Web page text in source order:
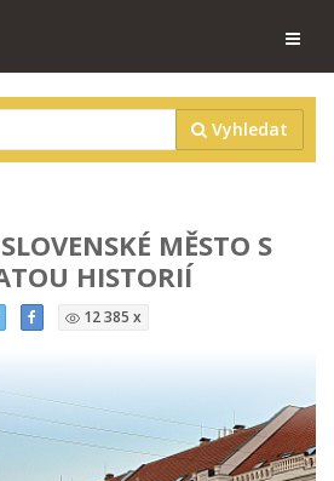
Vyhledat
MĚSTO S
HISTORIÍ
12 385 x